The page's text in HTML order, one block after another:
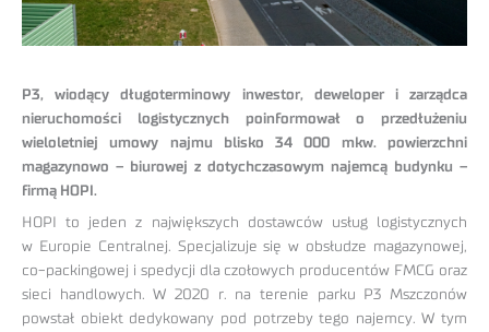
P3, wiodący długoterminowy inwestor, deweloper i zarządca
nieruchomości logistycznych poinformował o przedłużeniu
wieloletniej umowy najmu blisko 34 000 mkw. powierzchni
magazynowo – biurowej z dotychczasowym najemcą budynku –
firmą HOPI.
HOPI to jeden z największych dostawców usług logistycznych
w Europie Centralnej. Specjalizuje się w obsłudze magazynowej,
co-packingowej i spedycji dla czołowych producentów FMCG oraz
sieci handlowych. W 2020 r. na terenie parku P3 Mszczonów
powstał obiekt dedykowany pod potrzeby tego najemcy. W tym